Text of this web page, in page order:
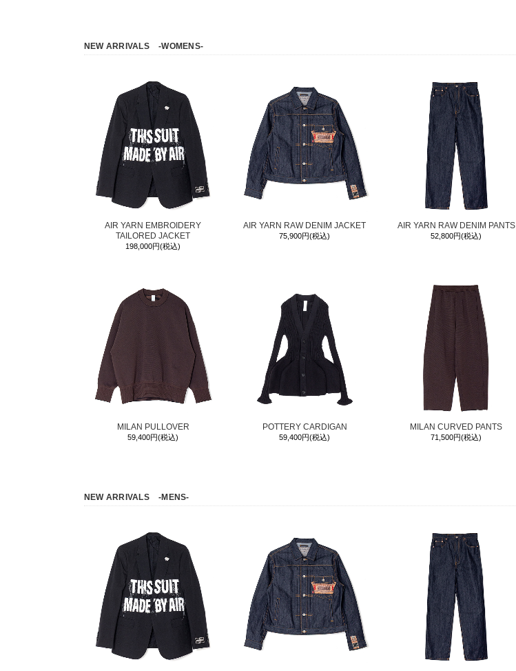
NEW ARRIVALS -WOMENS-
AIR YARN EMBROIDERY
TAILORED JACKET
198,000円(税込)
AIR YARN RAW DENIM JACKET
75,900円(税込)
AIR YARN RAW DENIM PANTS
52,800円(税込)
MILAN PULLOVER
59,400円(税込)
POTTERY CARDIGAN
59,400円(税込)
MILAN CURVED PANTS
71,500円(税込)
NEW ARRIVALS -MENS-